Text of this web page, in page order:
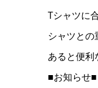
Tシャツに
シャツとの
あると便利
■お知らせ■